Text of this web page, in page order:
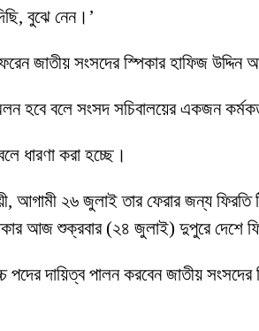
বুঝে নেন।’
জাতীয় সংসদের স্পিকার হাফিজ
বলে সংসদ সচিবালয়ের একজন
ধারণা করা হচ্ছে।
২৬ জুলাই তার ফেরার জন্য ফিরতি
আজ শুক্রবার (২৪ জুলাই) দুপুরে দেশে
পদের দায়িত্ব পালন করবেন জাতীয়